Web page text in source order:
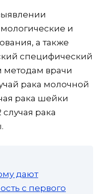
и
а также
специфический
методам врачи
рака молочной
рака шейки
рака
дают
с первого